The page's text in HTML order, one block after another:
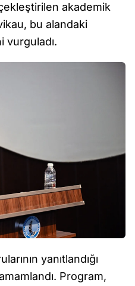
akademik
bu alandaki
vurguladı.
yanıtlandığı
Program,